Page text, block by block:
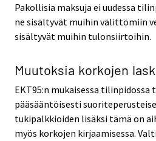
Pakollisia maksuja ei uudessa
ne sisältyvät muihin välittömiin
sisältyvät muihin tulonsiirtoihin.
Muutoksia korkojen
EKT95:n mukaisessa
pääsääntöisesti
tukipalkkioiden lisäksi tämä on
myös korkojen kirjaamisessa.